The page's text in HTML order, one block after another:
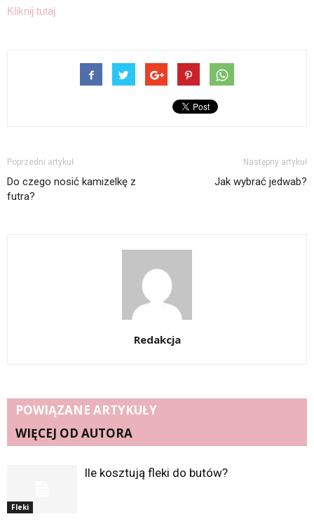
Kliknij tutaj
Poprzedni artykuł
Do czego nosić kamizelkę z
futra?
Następny artykuł
Jak wybrać jedwab?
Redakcja
POWIĄZANE ARTYKUŁY
WIĘCEJ OD AUTORA
Fleki
Ile kosztują fleki do butów?